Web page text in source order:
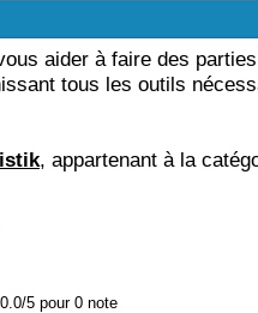
aider à faire des
tous les outils
, appartenant à la
0.0/5 pour 0 note